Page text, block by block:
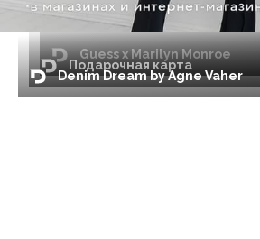
Denim Dream by Agne Vaher
Подарочная карта
Guess x Marilyn Monroe